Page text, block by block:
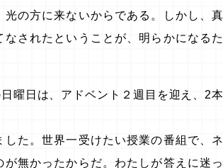
の方に来ないからである。しかし、真
されたということが、明らかになるた
曜日は、アドベント２週目を迎え、2本
た。世界一受けたい授業の番組で、ネ
無かったからだ。わたしが答えに迷っ